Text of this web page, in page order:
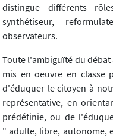
distingue différents
synthétiseur,
observateurs.
Toute l'ambiguïté du
mis en oeuvre en classe
d'éduquer le citoyen à
représentative, en
prédéfinie, ou de
" adulte, libre, autonome,